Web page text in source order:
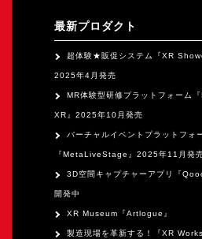
最新プロダクト
超体験★販促システム『XR
2025年4月発売
MR体験型研修プラットフォーム
XR』2025年10月発売
バーチャルイベントプラットフォ
『MetaLiveStage』2025年11月発
3D空間キャプチャーアプリ『
開発中
XR Museum『Artlogue』
製造現場を革新する！『XR